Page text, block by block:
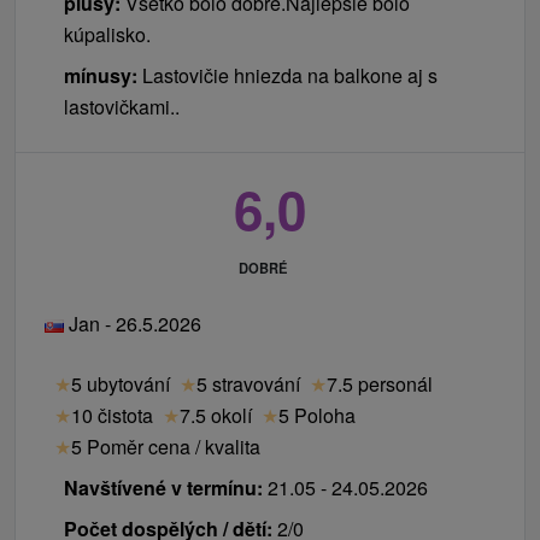
Přistýlka možná pouze v LD Rimava.
kúpalisko.
mínusy: Lastovičie hniezda na balkone aj s
lastovičkami..
6,0
DOBRÉ
Jan - 26.5.2026
★5 ubytování ★5 stravování ★7.5 personál
★10 čistota ★7.5 okolí ★5 Poloha
★5 Poměr cena / kvalita
Navštívené v termínu: 21.05 - 24.05.2026
Počet dospělých / dětí: 2/0